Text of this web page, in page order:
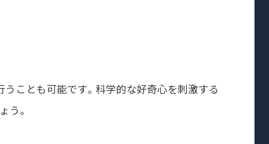
ことも可能です。科学的な好奇心を刺激する
う。